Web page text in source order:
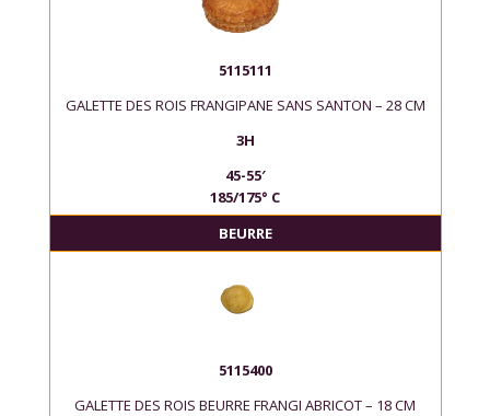
5115111
GALETTE DES ROIS FRANGIPANE SANS SANTON – 28 CM
3H
45-55′
185/175° C
BEURRE
5115400
GALETTE DES ROIS BEURRE FRANGI ABRICOT – 18 CM